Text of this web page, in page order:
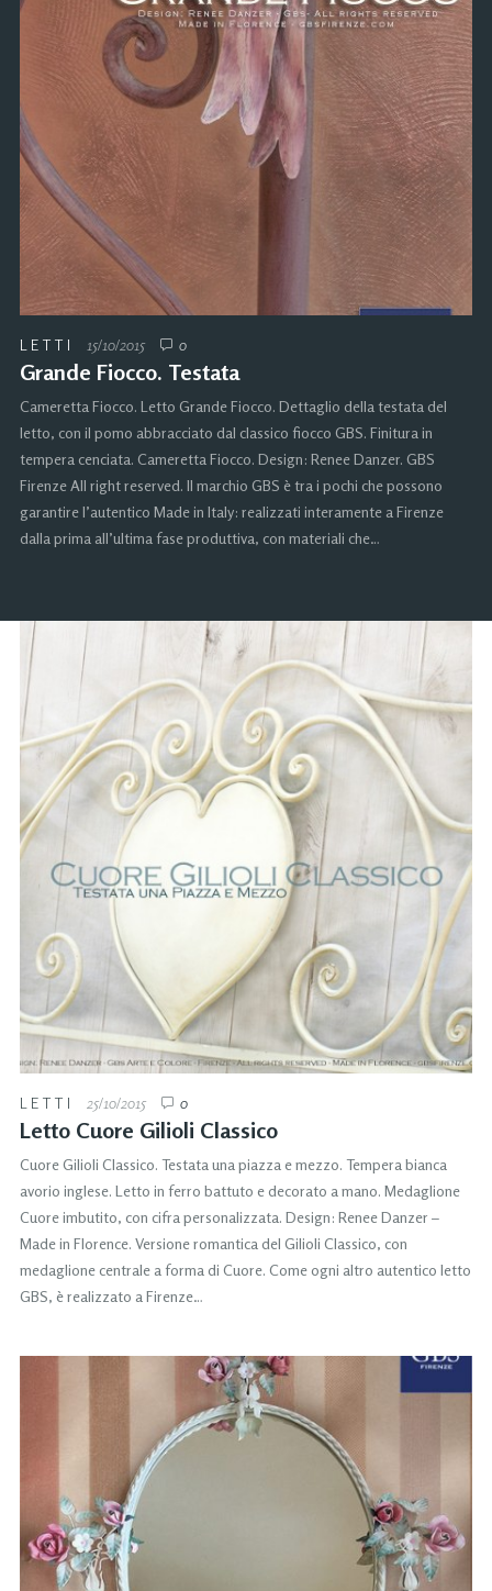
LETTI 15/10/2015 0
Grande Fiocco. Testata
Cameretta Fiocco. Letto Grande Fiocco. Dettaglio della testata del
letto, con il pomo abbracciato dal classico fiocco GBS. Finitura in
tempera cenciata. Cameretta Fiocco. Design: Renee Danzer. GBS
Firenze All right reserved. Il marchio GBS è tra i pochi che possono
garantire l’autentico Made in Italy: realizzati interamente a Firenze
dalla prima all’ultima fase produttiva, con materiali che…
LETTI 25/10/2015 0
Letto Cuore Gilioli Classico
Cuore Gilioli Classico. Testata una piazza e mezzo. Tempera bianca
avorio inglese. Letto in ferro battuto e decorato a mano. Medaglione
Cuore imbutito, con cifra personalizzata. Design: Renee Danzer –
Made in Florence. Versione romantica del Gilioli Classico, con
medaglione centrale a forma di Cuore. Come ogni altro autentico letto
GBS, è realizzato a Firenze…